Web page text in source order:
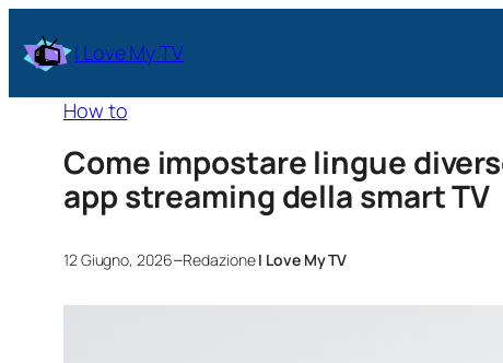
I Love My TV
How to
Come impostare lingue
app streaming della smart TV
12 Giugno, 2026–RedazioneI Love My TV